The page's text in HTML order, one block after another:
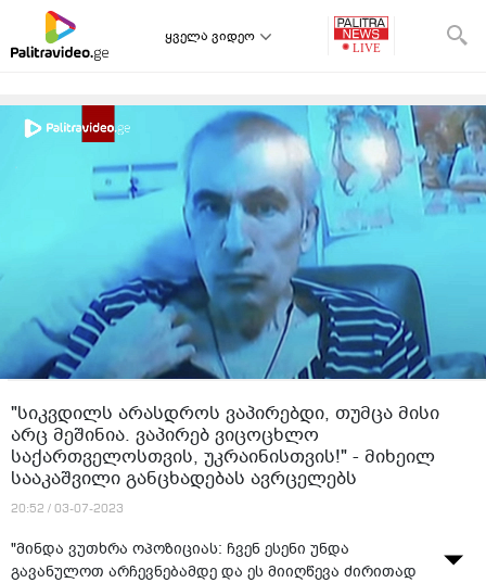
ყველა ვიდეო
"სიკვდილს არასდროს ვაპირებდი, თუმცა მისი
არც მეშინია. ვაპირებ ვიცოცხლო
საქართველოსთვის, უკრაინისთვის!" - მიხეილ
სააკაშვილი განცხადებას ავრცელებს
20:52 / 03-07-2023
"მინდა ვუთხრა ოპოზიციას: ჩვენ ესენი უნდა
გავანულოთ არჩევნებამდე და ეს მიიღწევა ძირითად